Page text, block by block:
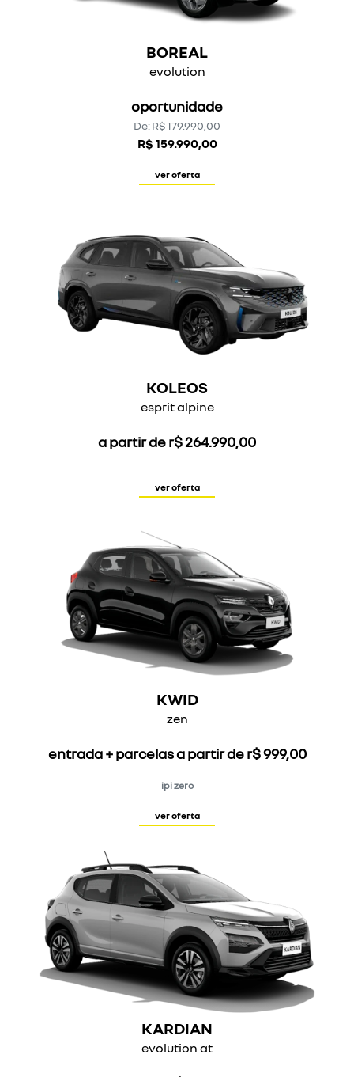
BOREAL
evolution
oportunidade
De: R$ 179.990,00
R$ 159.990,00
ver oferta
KOLEOS
esprit alpine
a partir de r$ 264.990,00
ver oferta
KWID
zen
entrada + parcelas a partir de r$ 999,00
ipi zero
ver oferta
KARDIAN
evolution at